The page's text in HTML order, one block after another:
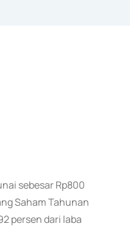
sebesar Rp800
Saham Tahunan
persen dari laba